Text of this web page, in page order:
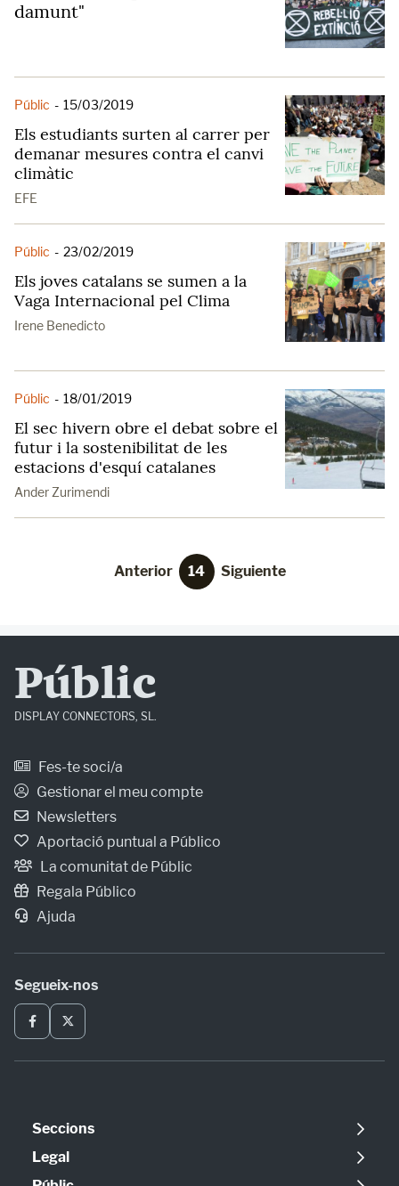
damunt"
Públic - 15/03/2019
Els estudiants surten al carrer per
demanar mesures contra el canvi
climàtic
EFE
Públic - 23/02/2019
Els joves catalans se sumen a la
Vaga Internacional pel Clima
Irene Benedicto
Públic - 18/01/2019
El sec hivern obre el debat sobre el
futur i la sostenibilitat de les
estacions d'esquí catalanes
Ander Zurimendi
Anterior 14 Siguiente
Públic
DISPLAY CONNECTORS, SL.
Fes-te soci/a
Gestionar el meu compte
Newsletters
Aportació puntual a Público
La comunitat de Públic
Regala Público
Ajuda
Segueix-nos
Seccions
Política
Opinió
Legal